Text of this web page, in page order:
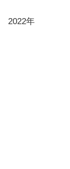
2022年